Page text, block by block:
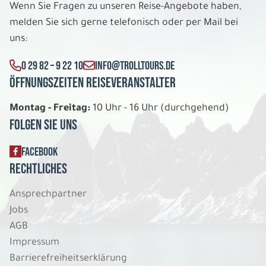
Scenic View Suite DU/WC Dreierbelegung
Belegung: 3
P.P. AB3.199 €
REISE VERBINDLICH ANFRAGEN
Exklusives Lappland 5 Nächte
Belegung: 2
Wenn Sie Fragen zu unseren Reise-Angebote haben,
melden Sie sich gerne telefonisch oder per Mail bei
uns:
0 29 82 – 9 22 10 INFO@TROLLTOURS.DE
Öffnungszeiten Reiseveranstalter
Montag - Freitag: 10 Uhr - 16 Uhr (durchgehend)
Folgen Sie uns
FACEBOOK
Rechtliches
Ansprechpartner
Jobs
AGB
Impressum
Barrierefreiheitserklärung